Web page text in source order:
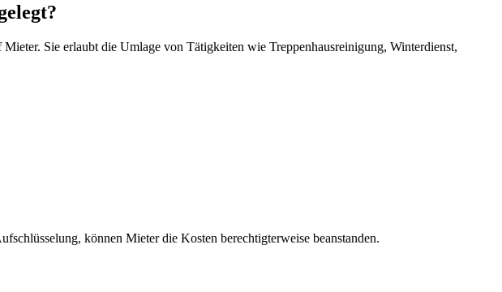
Sie erlaubt die Umlage von Tätigkeiten wie Treppenhausreinigung, Winterdienst,
können Mieter die Kosten berechtigterweise beanstanden.